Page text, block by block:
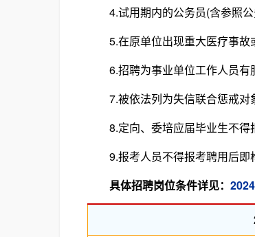
4.试用期内的公务员(含参照公
5.在原单位出现重大医疗事故
6.招聘为事业单位工作人员有
7.被依法列为失信联合惩戒对
8.定向、委培应届毕业生不得
9.报考人员不得报考聘用后即
具体招聘岗位条件详见：